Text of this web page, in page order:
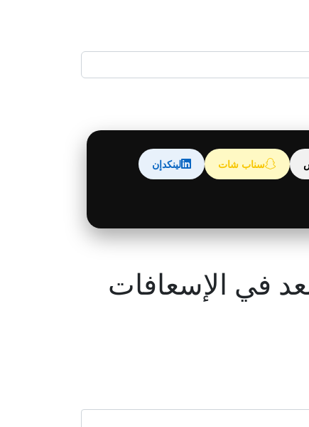
سناب شات لينكدإن
في الإسعافات